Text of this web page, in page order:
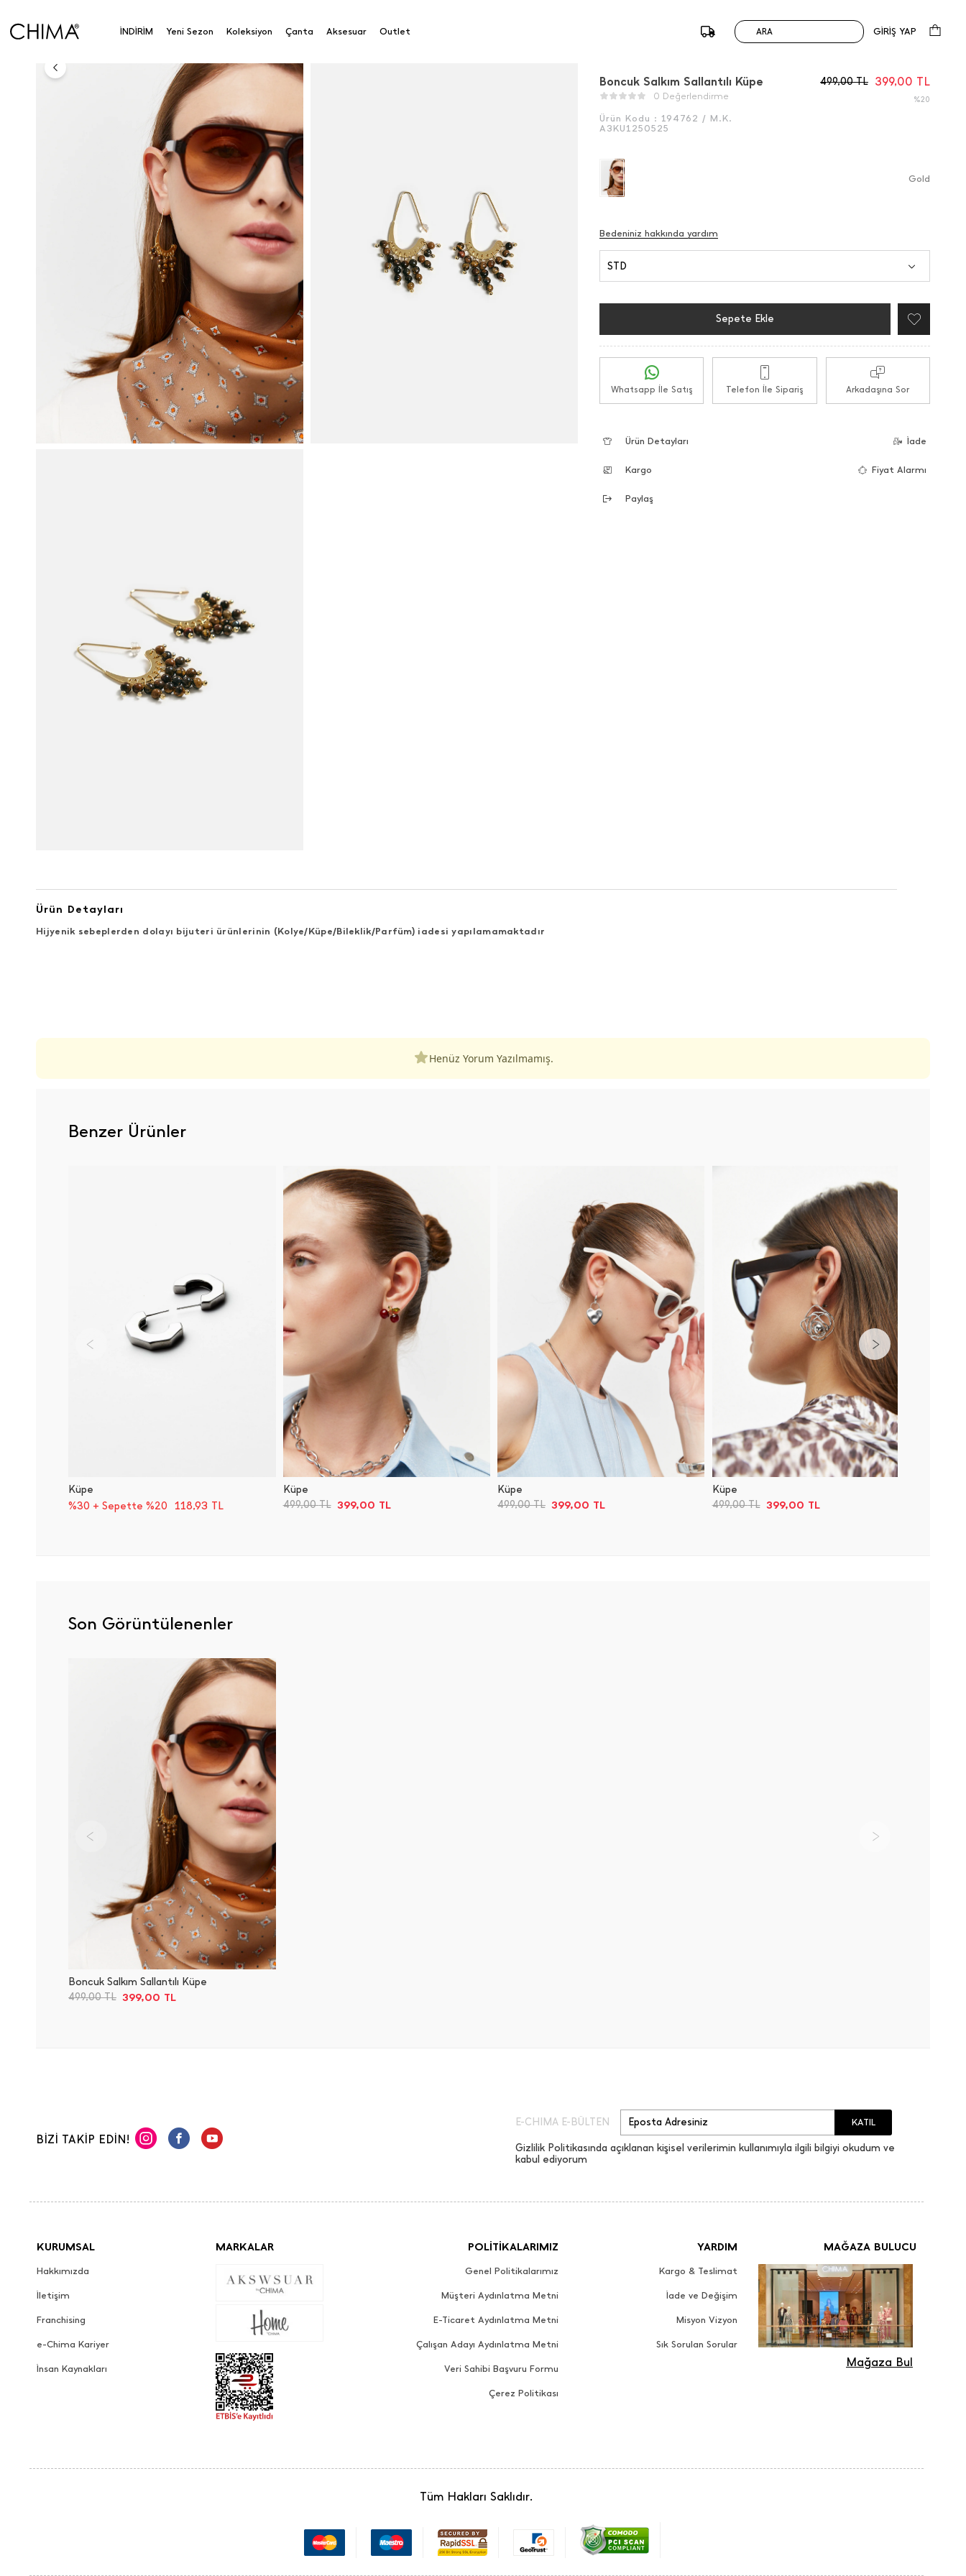
İNDİRİM Yeni Sezon Koleksiyon Çanta Aksesuar Outlet ARA GİRİŞ YAP
Anasayfa
Boncuk Salkım Sallantılı Küpe
0 Değerlendirme
Ürün Kodu : 194762 / M.K.
A3KU1250525
499,00TL 399,00 TL
%20
Gold
Bedeniniz hakkında yardım
STD
Sepete Ekle
Whatsapp İle Satış Telefon İle Sipariş Arkadaşına Sor
Ürün Detayları İade
Kargo Fiyat Alarmı
Paylaş
Ürün Detayları
Hijyenik sebeplerden dolayı bijuteri ürünlerinin (Kolye/Küpe/Bileklik/Parfüm) iadesi yapılamamaktadır
Henüz Yorum Yazılmamış.
Benzer Ürünler
Küpe
%30 + Sepette %20
118,93 TL
Küpe
499,00TL 399,00 TL
Küpe
499,00TL 399,00 TL
Küpe
499,00TL 399,00 TL
Son Görüntülenenler
Boncuk Salkım Sallantılı Küpe
499,00TL 399,00 TL
BİZİ TAKİP EDİN!
E-CHIMA E-BÜLTEN KATIL
Gizlilik Politikasında açıklanan kişisel verilerimin kullanımıyla ilgili bilgiyi okudum ve
kabul ediyorum
KURUMSAL
Hakkımızda
İletişim
Franchising
e-Chima Kariyer
İnsan Kaynakları
MARKALAR POLİTİKALARIMIZ
Genel Politikalarımız
Müşteri Aydınlatma Metni
E-Ticaret Aydınlatma Metni
Çalışan Adayı Aydınlatma Metni
Veri Sahibi Başvuru Formu
Çerez Politikası
YARDIM
Kargo & Teslimat
İade ve Değişim
Misyon Vizyon
Sık Sorulan Sorular
MAĞAZA BULUCU
Mağaza Bul
Tüm Hakları Saklıdır.